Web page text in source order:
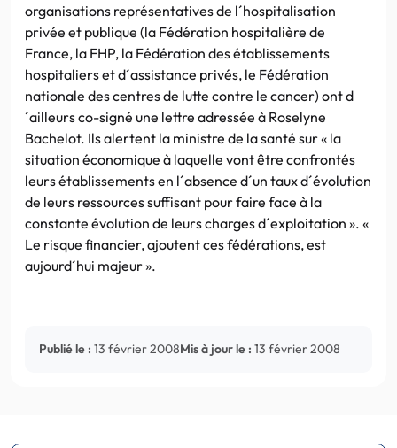
organisations représentatives de l´hospitalisation
privée et publique (la Fédération hospitalière de
France, la FHP, la Fédération des établissements
hospitaliers et d´assistance privés, le Fédération
nationale des centres de lutte contre le cancer) ont d
´ailleurs co-signé une lettre adressée à Roselyne
Bachelot. Ils alertent la ministre de la santé sur « la
situation économique à laquelle vont être confrontés
leurs établissements en l´absence d´un taux d´évolution
de leurs ressources suffisant pour faire face à la
constante évolution de leurs charges d´exploitation ». «
Le risque financier, ajoutent ces fédérations, est
aujourd´hui majeur ».
Publié le : 13 février 2008Mis à jour le : 13 février 2008